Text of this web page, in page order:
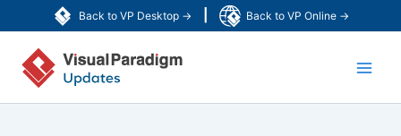
Back to VP Desktop → Back to VP Online →
至